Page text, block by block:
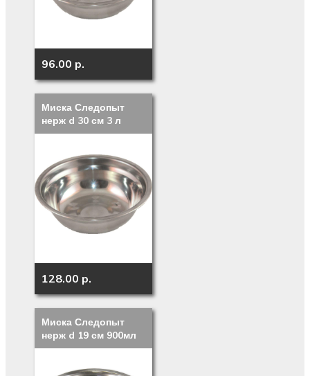
96.00 p.
Миска Следопыт
нерж d 30 см 3 л
128.00 p.
Миска Следопыт
нерж d 19 см 900мл